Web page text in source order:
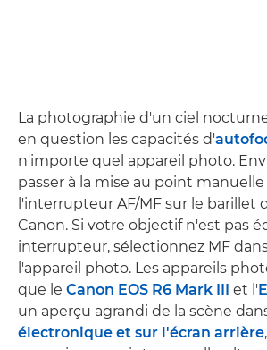
La photographie d'un ciel
en question les capacités d'
n'importe quel appareil photo.
passer à la mise au point
l'interrupteur AF/MF sur le barillet
Canon. Si votre objectif n'est pas
interrupteur, sélectionnez MF
l'appareil photo. Les appareils
que le Canon EOS R6 Mark III et l'
un aperçu agrandi de la scène
électronique et sur l'écran arrière